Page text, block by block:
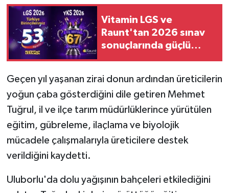
Vitamin LGS ve
Raunt'tan 2026 sınav
sonuçlarında güçlü
Geçen yıl yaşanan zirai donun ardından üreticilerin
yoğun çaba gösterdiğini dile getiren Mehmet
Tuğrul, il ve ilçe tarım müdürlüklerince yürütülen
eğitim, gübreleme, ilaçlama ve biyolojik
mücadele çalışmalarıyla üreticilere destek
verildiğini kaydetti.
Uluborlu'da dolu yağışının bahçeleri etkilediğini